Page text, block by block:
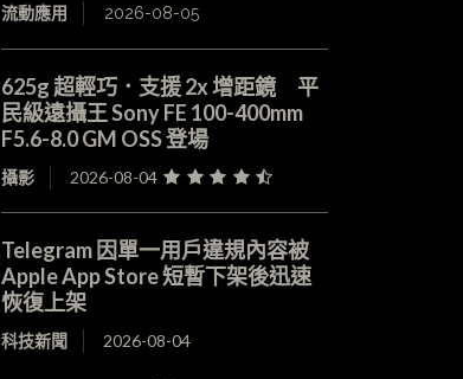
流動應用 2026-08-05
625g 超輕巧．支援 2x 增距鏡 平
民級遠攝王 Sony FE 100-400mm
F5.6-8.0 GM OSS 登場
攝影 2026-08-04
Telegram 因單一用戶違規內容被
Apple App Store 短暫下架後迅速
恢復上架
科技新聞 2026-08-04